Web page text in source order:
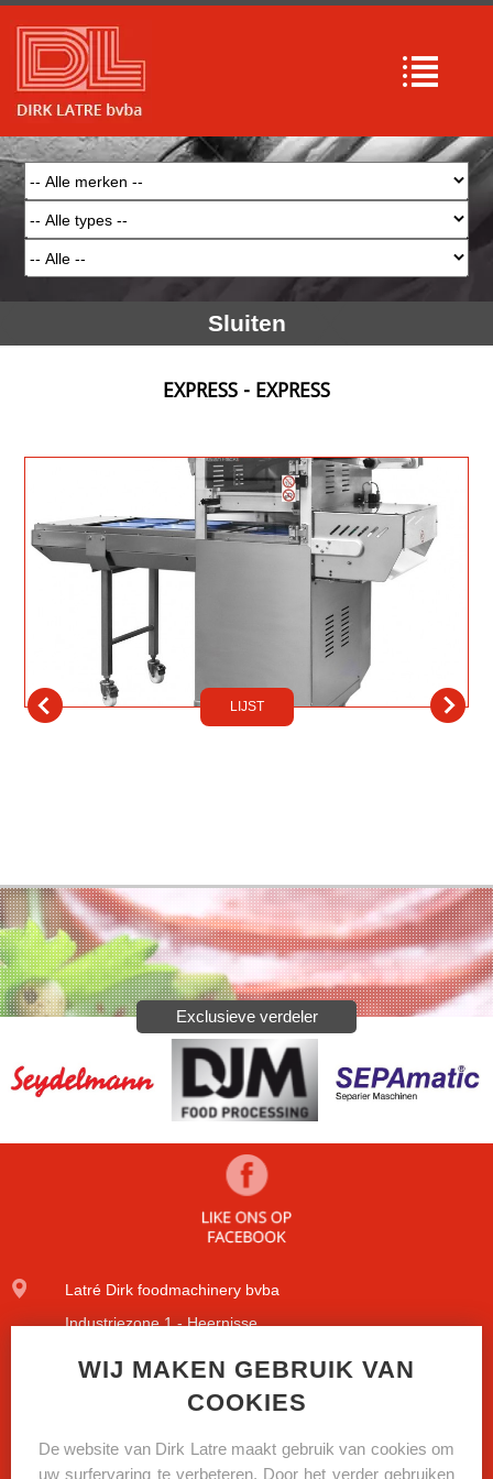
Sluiten
EXPRESS - EXPRESS
LIJST
Exclusieve verdeler
Latré Dirk foodmachinery bvba
Industriezone 1 - Heernisse
Diamantstraat 9
+32(0)51/51.09.84
WIJ MAKEN GEBRUIK VAN
COOKIES
De website van Dirk Latre maakt gebruik van cookies om
uw surfervaring te verbeteren. Door het verder gebruiken